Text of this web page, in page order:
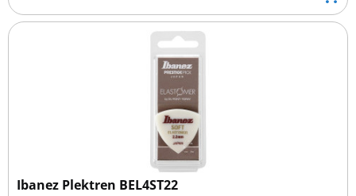
Ibanez Plektren BEL4ST22